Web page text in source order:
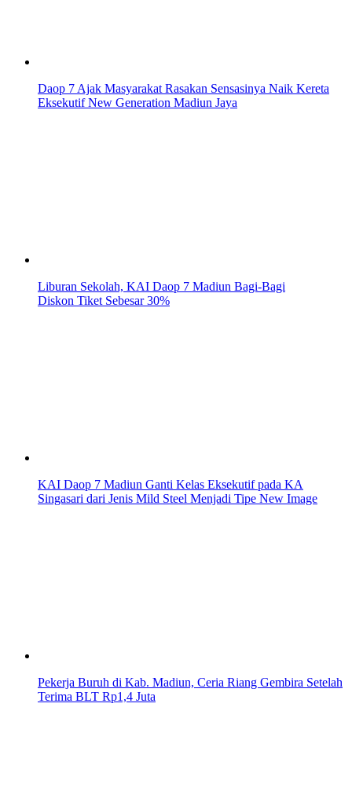
Daop 7 Ajak Masyarakat Rasakan Sensasinya Naik Kereta
Eksekutif New Generation Madiun Jaya
Liburan Sekolah, KAI Daop 7 Madiun Bagi-Bagi
Diskon Tiket Sebesar 30%
KAI Daop 7 Madiun Ganti Kelas Eksekutif pada KA
Singasari dari Jenis Mild Steel Menjadi Tipe New Image
Pekerja Buruh di Kab. Madiun, Ceria Riang Gembira Setelah
Terima BLT Rp1,4 Juta